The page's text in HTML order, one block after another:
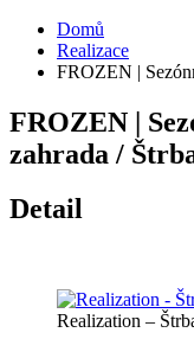
Domů
Realizace
FROZEN |
FROZEN |
zahrada /
Detail
Realization –